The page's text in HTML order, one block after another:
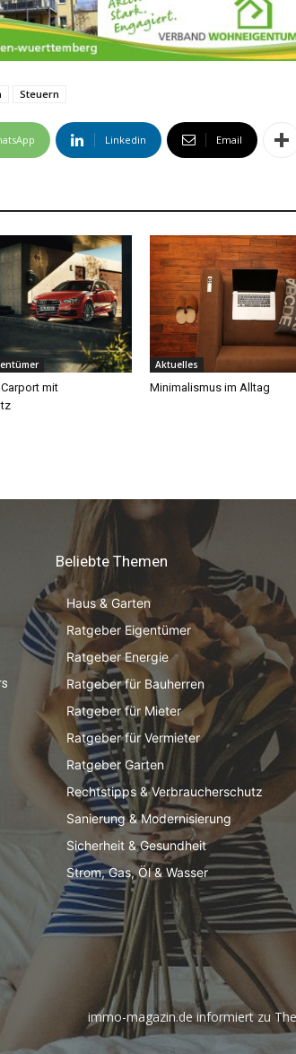
Beliebte Themen
Haus & Garten
Ratgeber Eigentümer
Ratgeber Energie
Ratgeber für Bauherren
Ratgeber für Mieter
Ratgeber für Vermieter
Ratgeber Garten
Rechtstipps & Verbraucherschutz
Sanierung & Modernisierung
Sicherheit & Gesundheit
Strom, Gas, Öl & Wasser
immo-magazin.de informiert zu